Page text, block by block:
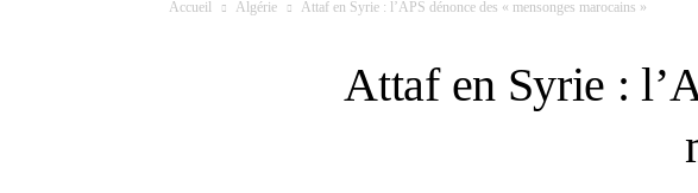
Accueil Algérie Attaf en Syrie : l’APS dénonce des « mensonges marocains »
Attaf en Syrie :